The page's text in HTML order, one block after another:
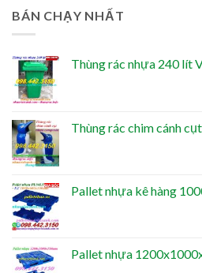
BÁN CHẠY NHẤT
Thùng rác nhựa 240 lít
Thùng rác chim cánh cụt
Pallet nhựa kê hàng
Pallet nhựa